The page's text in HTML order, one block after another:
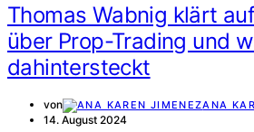
Thomas Wabnig klärt
über Prop-Trading und
dahintersteckt
von ANA
14. August 2024